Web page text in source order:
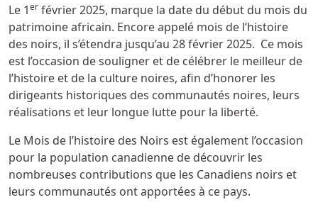
Le 1er février 2025, marque la date du début du mois du
patrimoine africain. Encore appelé mois de l’histoire
des noirs, il s’étendra jusqu’au 28 février 2025. Ce mois
est l’occasion de souligner et de célébrer le meilleur de
l’histoire et de la culture noires, afin d’honorer les
dirigeants historiques des communautés noires, leurs
réalisations et leur longue lutte pour la liberté.
Le Mois de l’histoire des Noirs est également l’occasion
pour la population canadienne de découvrir les
nombreuses contributions que les Canadiens noirs et
leurs communautés ont apportées à ce pays.